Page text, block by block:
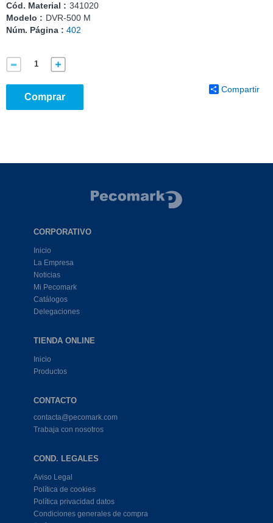
Cód. Material : 341020
Modelo : DVR-500 M
Núm. Página : 402
Comprar
Compartir
CORPORATIVO
Inicio
La Empresa
Noticias
Mi Pecomark
Catálogos
Delegaciones
TIENDA ONLINE
Inicio
Productos
CONTACTO
contacta@pecomark.com
Trabaja con nosotros
COND. LEGALES
Aviso Legal
Política de cookies
Política privacidad datos
Condiciones generales de compra